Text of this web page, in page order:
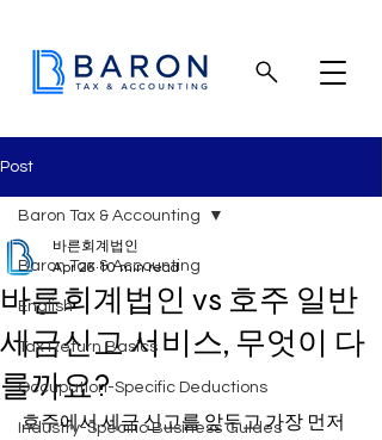
Post
Baron Tax & Accounting
English
Tax Return Basics
Occupation-Specific Deductions
Industry-Specific Business Guides
Baron Tax & Accounting
바른회계법인 vs 호주 일반
세금신고 서비스, 무엇이 다
를까요?
바른회계법인
Apr 26 10 min read
호주에서 세금 신고를 앞두고 가장 먼저